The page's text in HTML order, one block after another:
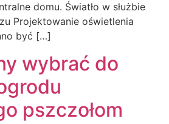
domu. Światło w służbie
Projektowanie oświetlenia
być […]
wybrać do
pszczołom